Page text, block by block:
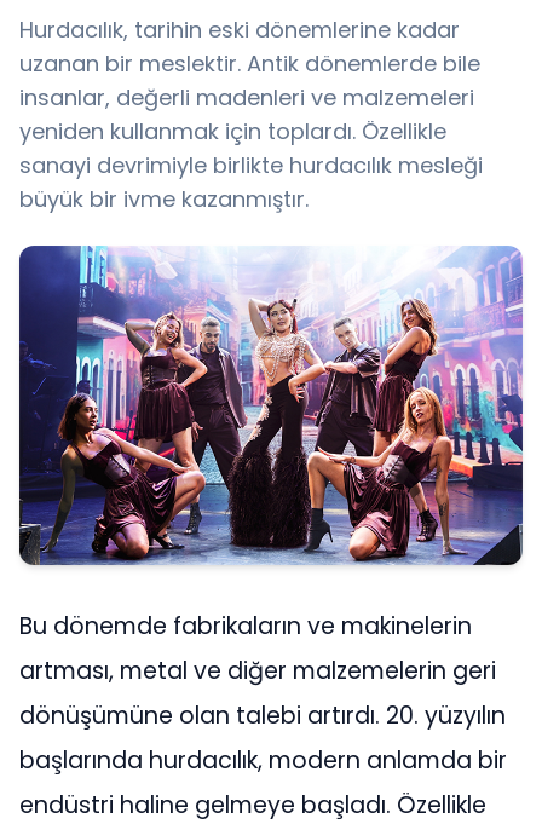
Hurdacılık, tarihin eski dönemlerine kadar
uzanan bir meslektir. Antik dönemlerde bile
insanlar, değerli madenleri ve malzemeleri
yeniden kullanmak için toplardı. Özellikle
sanayi devrimiyle birlikte hurdacılık mesleği
büyük bir ivme kazanmıştır.
Bu dönemde fabrikaların ve makinelerin
artması, metal ve diğer malzemelerin geri
dönüşümüne olan talebi artırdı. 20. yüzyılın
başlarında hurdacılık, modern anlamda bir
endüstri haline gelmeye başladı. Özellikle